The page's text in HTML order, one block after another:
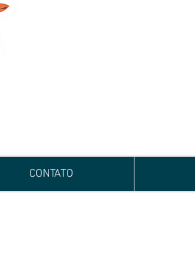
CONTATO